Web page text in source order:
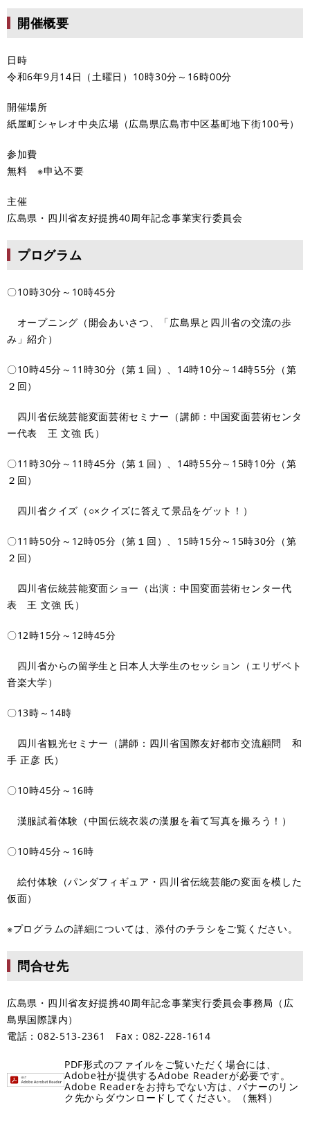
開催概要
日時
令和6年9月14日（土曜日）10時30分～16時00分
開催場所
紙屋町シャレオ中央広場（広島県広島市中区基町地下街100号）
参加費
無料 ※申込不要
主催
広島県・四川省友好提携40周年記念事業実行委員会
プログラム
〇10時30分～10時45分
オープニング（開会あいさつ、「広島県と四川省の交流の歩
み」紹介）
〇10時45分～11時30分（第１回）、14時10分～14時55分（第
２回）
四川省伝統芸能変面芸術セミナー （講師：中国変面芸術センタ
ー代表 王 文強 氏）
〇11時30分～11時45分（第１回）、14時55分～15時10分（第
２回）
四川省クイズ（○×クイズに答えて景品をゲット！）
〇11時50分～12時05分（第１回）、15時15分～15時30分（第
２回）
四川省伝統芸能変面ショー（出演：中国変面芸術センター代
表 王 文強 氏）
〇12時15分～12時45分
四川省からの留学生と日本人大学生のセッション（エリザベト
音楽大学）
〇13時～14時
四川省観光セミナー（講師：四川省国際友好都市交流顧問 和
手 正彦 氏）
〇10時45分～16時
漢服試着体験（中国伝統衣装の漢服を着て写真を撮ろう！）
〇10時45分～16時
絵付体験（パンダフィギュア・四川省伝統芸能の変面を模した
仮面）
※プログラムの詳細については、添付のチラシをご覧ください。
問合せ先
広島県・四川省友好提携40周年記念事業実行委員会事務局（広
島県国際課内）
電話：082-513-2361 Fax：082-228-1614
PDF形式のファイルをご覧いただく場合には、
Adobe社が提供するAdobe Readerが必要です。
Adobe Readerをお持ちでない方は、バナーのリン
ク先からダウンロードしてください。（無料）